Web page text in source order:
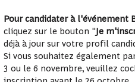
Pour candidater à l'événement
cliquez sur le bouton "Je
déjà à jour sur votre profil
Si vous souhaitez également
3 ou le 6 novembre, veuillez